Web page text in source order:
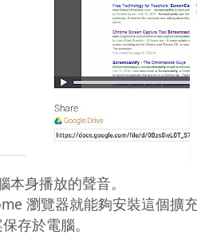
身播放的聲音。
瀏覽器就能夠安裝這個擴
存於電腦。